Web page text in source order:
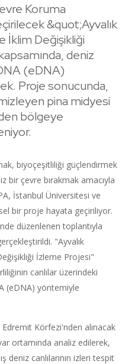
Koruma
&quot;Ayvalık
İklim Değişikliği
deniz
(eDNA)
Proje sonucunda,
pina midyesi
bölgeye
biyoçeşitliliği güçlendirmek
bir çevre bırakmak amacıyla
İstanbul Üniversitesi ve
bir proje hayata geçiriliyor.
düzenlenen toplantıyla
"Ayvalık
İzleme Projesi"
canlılar üzerindeki
(eDNA) yöntemiyle
Körfezi'nden alınacak
ortamında analiz edilerek,
deniz canlılarının izleri tespit